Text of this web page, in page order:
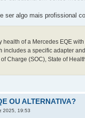
ser algo mais profissional
health of a Mercedes EQE
includes a specific adapter
Charge (SOC), State of
OU ALTERNATIVA?
2025, 19:53